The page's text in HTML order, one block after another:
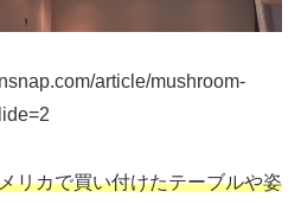
article/mushroom-
リカで買い付けたテーブルや姿